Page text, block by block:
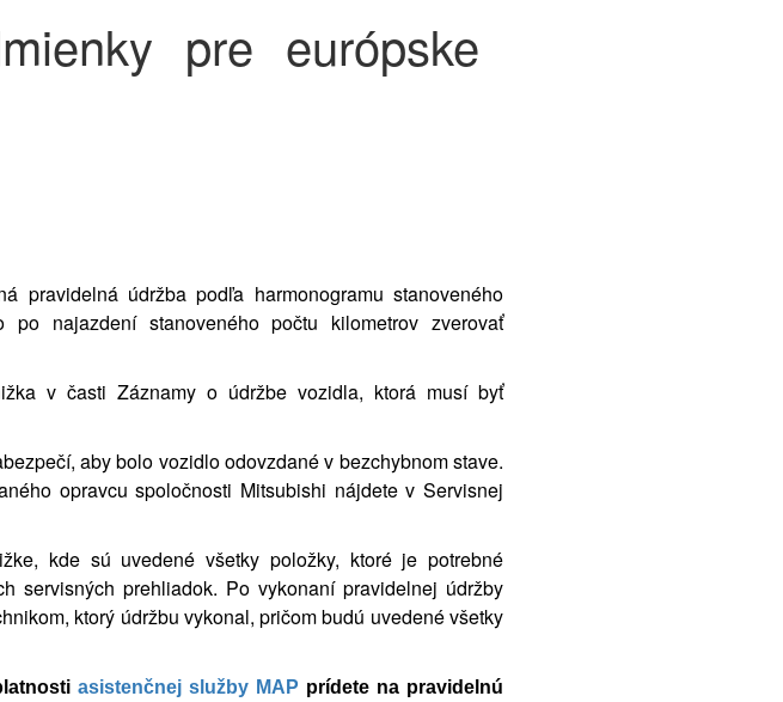
pre európske
pravidelná údržba podľa harmonogramu stanoveného
najazdení stanoveného počtu kilometrov zverovať
v časti Záznamy o údržbe vozidla, ktorá musí byť
aby bolo vozidlo odovzdané v bezchybnom stave.
opravcu spoločnosti Mitsubishi nájdete v Servisnej
kde sú uvedené všetky položky, ktoré je potrebné
servisných prehliadok. Po vykonaní pravidelnej údržby
ktorý údržbu vykonal, pričom budú uvedené všetky
asistenčnej služby MAP prídete na pravidelnú